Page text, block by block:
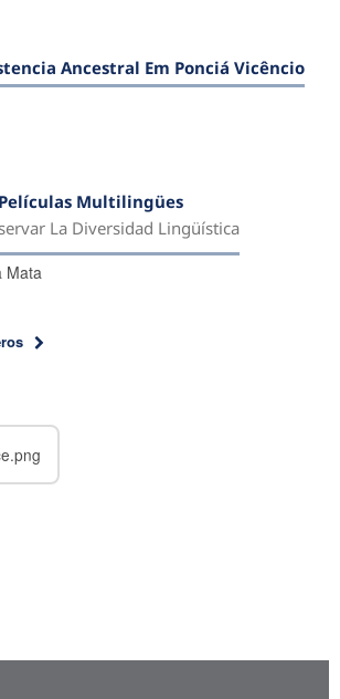
Ancestral Em Ponciá Vicêncio
Multilingües
La Diversidad Lingüística
Mata